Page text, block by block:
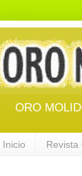
ORO
Inicio Revista